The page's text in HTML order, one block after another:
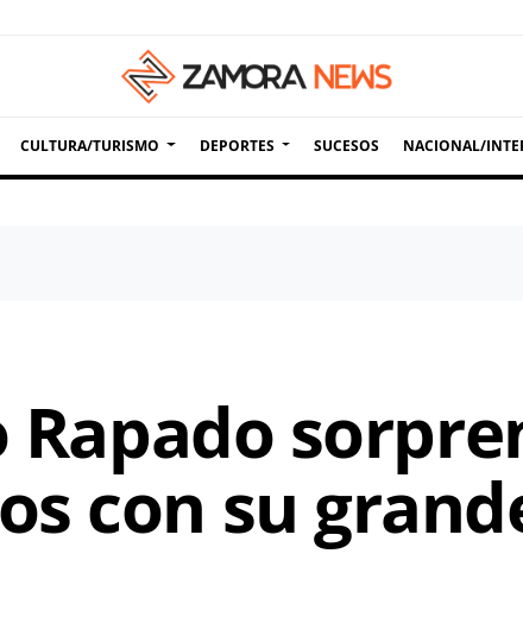
CULTURA/TURISMO DEPORTES SUCESOS NACIONAL/
Rapado
con su